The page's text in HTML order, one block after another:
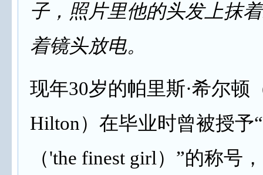
子，照片里他的头发上抹
着镜头放电。
现年30岁的帕里斯·希尔顿
Hilton）在毕业时曾被授予
（'the finest girl）”的称号